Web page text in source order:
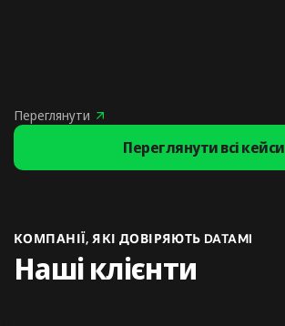
Переглянути
Переглянути всі кейси
КОМПАНІЇ, ЯКІ ДОВІРЯЮТЬ DATAMI
Наші клієнти